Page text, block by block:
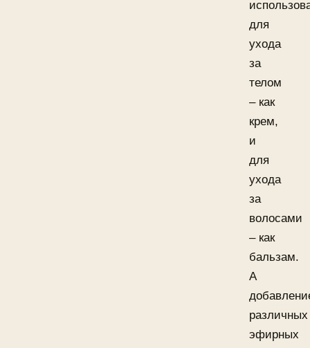
для
ухода
за
телом
– как
крем,
и
для
ухода
за
волосами
– как
бальзам.
А
различных
эфирных